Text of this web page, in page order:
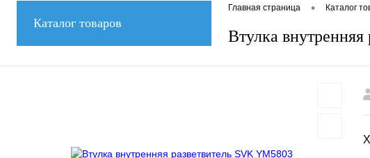
Каталог товаров
Главная страница • Каталог
Втулка внутренняя